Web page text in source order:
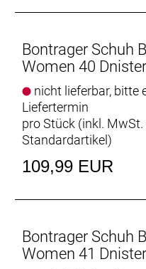
Bontrager Schuh
Women 40
nicht lieferbar, bitte
Liefertermin
pro Stück (inkl. MwSt.
Standardartikel)
109,99 EUR
Bontrager Schuh
Women 41